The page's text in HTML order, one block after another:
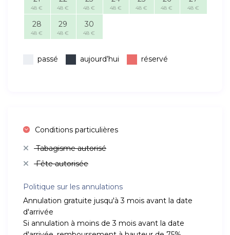
48 € 48 € 48 € 48 € 48 € 48 € 48 €
28
48 €
29
48 €
30
48 €
passé aujourd’hui réservé
Conditions particulières
Tabagisme autorisé
Fête autorisée
Politique sur les annulations
Annulation gratuite jusqu'à 3 mois avant la date
d'arrivée
Si annulation à moins de 3 mois avant la date